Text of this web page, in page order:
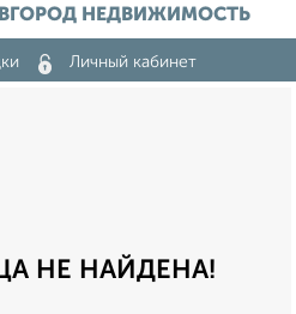
НЕДВИЖИМОСТЬ
Личный кабинет
НЕ НАЙДЕНА!